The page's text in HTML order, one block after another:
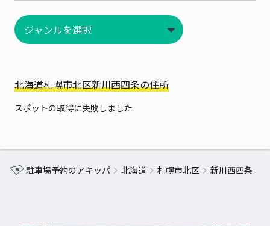
北海道札幌市北区新川西四条の住所
スポットの取得に失敗しました
駐車場予約のアキッパ 北海道 札幌市北区 新川西四条